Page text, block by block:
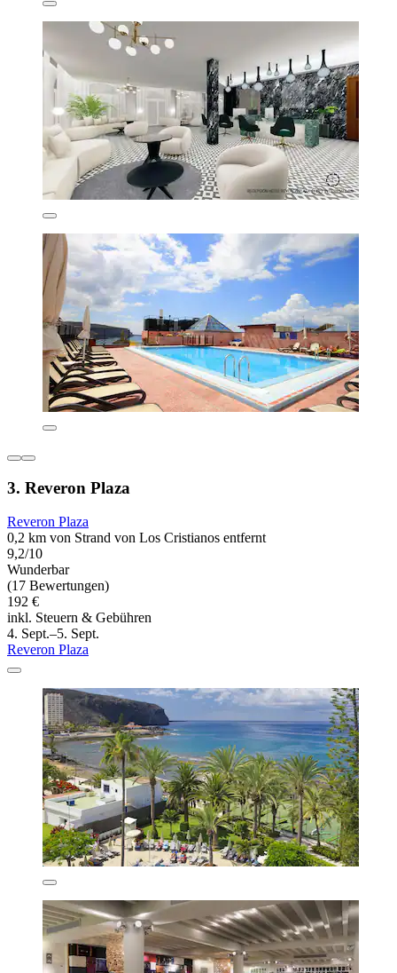
3. Reveron Plaza
Reveron Plaza
0,2 km von Strand von Los Cristianos entfernt
9,2/10
Wunderbar
(17 Bewertungen)
192 €
inkl. Steuern & Gebühren
4. Sept.–5. Sept.
Reveron Plaza